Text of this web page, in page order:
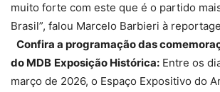
muito forte com este que é o partido
Brasil”, falou Marcelo Barbieri à
Confira a programação das
do MDB Exposição Histórica: Entre os
março de 2026, o Espaço Expositivo do